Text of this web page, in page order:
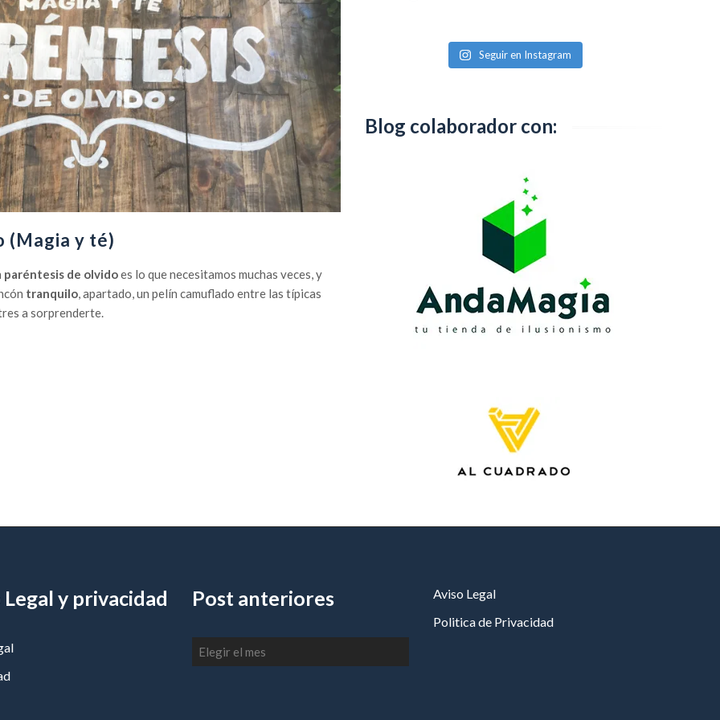
(Magia y té)
paréntesis de olvidoes lo que necesitamos muchas veces, y
tranquilo, apartado, un pelín camuflado entre las típicas
a sorprenderte.
Seguir en Instagram
Blog colaborador con:
y privacidad Post anteriores
Post
anteriores
Aviso Legal
Politica de Privacidad